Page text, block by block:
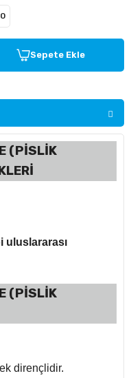
Sepete Ekle
(PİSLİK
uluslararası
(PİSLİK
dirençlidir.